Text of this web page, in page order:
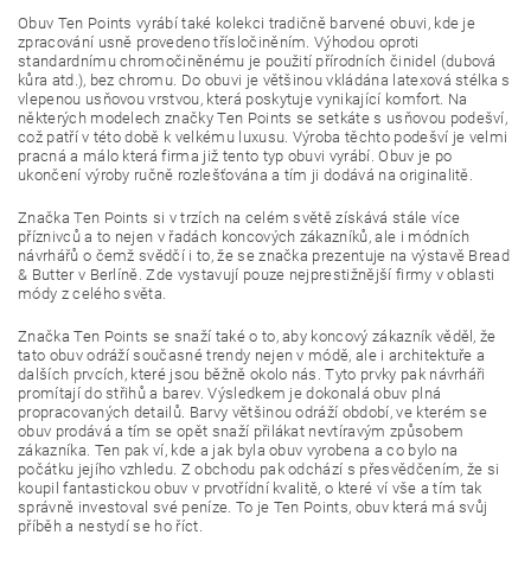
Obuv Ten Points vyrábí také kolekci tradičně barvené obuvi, kde je
zpracování usně provedeno třísločiněním. Výhodou oproti
standardnímu chromočiněnému je použití přírodních činidel (dubová
kůra atd.), bez chromu. Do obuvi je většinou vkládána latexová stélka s
vlepenou usňovou vrstvou, která poskytuje vynikající komfort. Na
některých modelech značky Ten Points se setkáte s usňovou podešví,
což patří v této době k velkému luxusu. Výroba těchto podešví je velmi
pracná a málo která firma již tento typ obuvi vyrábí. Obuv je po
ukončení výroby ručně rozlešťována a tím ji dodává na originalitě.
Značka Ten Points si v trzích na celém světě získává stále více
příznivců a to nejen v řadách koncových zákazníků, ale i módních
návrhářů o čemž svědčí i to, že se značka prezentuje na výstavě Bread
& Butter v Berlíně. Zde vystavují pouze nejprestižnější firmy v oblasti
módy z celého světa.
Značka Ten Points se snaží také o to, aby koncový zákazník věděl, že
tato obuv odráží současné trendy nejen v módě, ale i architektuře a
dalších prvcích, které jsou běžně okolo nás. Tyto prvky pak návrháři
promítají do střihů a barev. Výsledkem je dokonalá obuv plná
propracovaných detailů. Barvy většinou odráží období, ve kterém se
obuv prodává a tím se opět snaží přilákat nevtíravým způsobem
zákazníka. Ten pak ví, kde a jak byla obuv vyrobena a co bylo na
počátku jejího vzhledu. Z obchodu pak odchází s přesvědčením, že si
koupil fantastickou obuv v prvotřídní kvalitě, o které ví vše a tím tak
správně investoval své peníze. To je Ten Points, obuv která má svůj
příběh a nestydí se ho říct.